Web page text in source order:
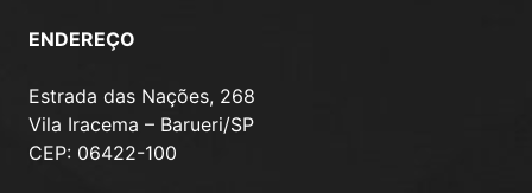
ENDEREÇO
Estrada das Nações, 268
Vila Iracema – Barueri/SP
CEP: 06422-100